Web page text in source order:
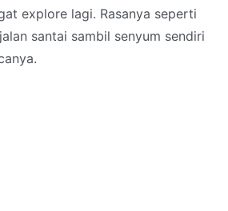
explore lagi. Rasanya seperti
santai sambil senyum sendiri